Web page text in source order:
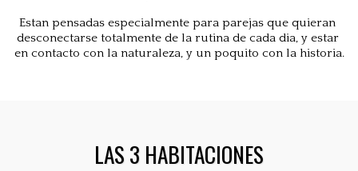
Estan pensadas especialmente para parejas que quieran
desconectarse totalmente de la rutina de cada dia, y estar
en contacto con la naturaleza, y un poquito con la historia.
LAS 3 HABITACIONES